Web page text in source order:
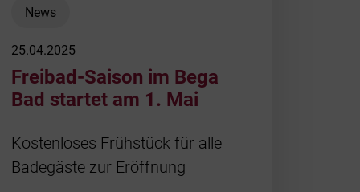
News
25.04.2025
Freibad-Saison im Bega
Bad startet am 1. Mai
Kostenloses Frühstück für alle
Badegäste zur Eröffnung